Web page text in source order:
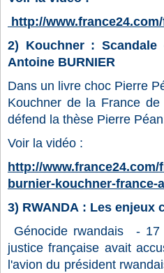
http://
2) Kouchner :
Antoine BURNIER
Dans un livre choc Pierre
Kouchner de la France
défend la thèse Pierre
Voir la vidéo :
http://www.france24.com/
burnier-kouchner-france-
3) RWANDA : Les enjeux
Génocide rwandais -
justice française avait
l'avion du président